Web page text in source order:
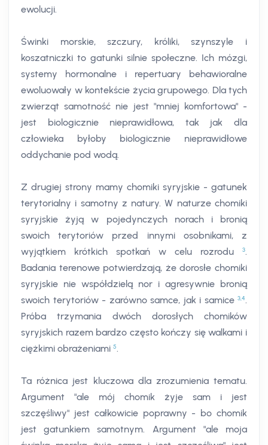
ewolucji.
Świnki morskie, szczury, króliki, szynszyle i
koszatniczki to gatunki silnie społeczne. Ich mózgi,
systemy hormonalne i repertuary behawioralne
ewoluowały w kontekście życia grupowego. Dla tych
zwierząt samotność nie jest "mniej komfortowa" -
jest biologicznie nieprawidłowa, tak jak dla
człowieka byłoby biologicznie nieprawidłowe
oddychanie pod wodą.
Z drugiej strony mamy chomiki syryjskie - gatunek
terytorialny i samotny z natury. W naturze chomiki
syryjskie żyją w pojedynczych norach i bronią
swoich terytoriów przed innymi osobnikami, z
wyjątkiem krótkich spotkań w celu rozrodu
3.
Badania terenowe potwierdzają, że dorosłe chomiki
syryjskie nie współdzielą nor i agresywnie bronią
swoich terytoriów - zarówno samce, jak i samice 3,4.
Próba trzymania dwóch dorosłych chomików
syryjskich razem bardzo często kończy się walkami i
ciężkimi obrażeniami 5.
Ta różnica jest kluczowa dla zrozumienia tematu.
Argument "ale mój chomik żyje sam i jest
szczęśliwy" jest całkowicie poprawny - bo chomik
jest gatunkiem samotnym. Argument "ale moja